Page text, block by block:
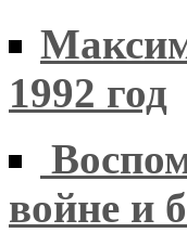
1992 год
войне и